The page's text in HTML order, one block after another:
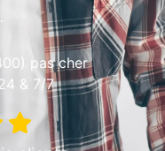
pas cher
& 7/7